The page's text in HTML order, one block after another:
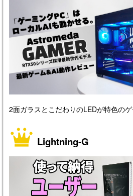
2面ガラスとこだわりのLEDが特色のゲ
Lightning-G